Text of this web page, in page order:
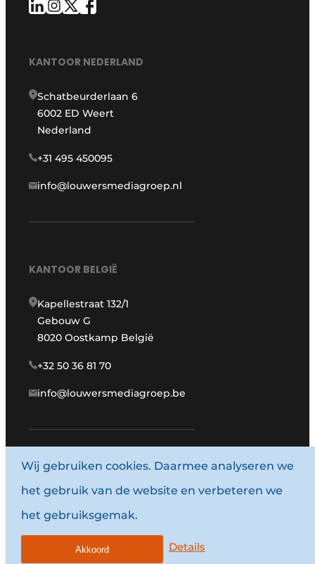
KANTOOR NEDERLAND
Schatbeurderlaan 6
6002 ED Weert
Nederland
+31 495 450095
info@louwersmediagroep.nl
KANTOOR BELGIË
Kapellestraat 132/1
Gebouw G
8020 Oostkamp België
+32 50 36 81 70
info@louwersmediagroep.be
www.louwersmediagroep.com
© 1987 - 2026 Louwersmediagroep.
Algemene voorwaarden
Wij gebruiken cookies. Daarmee analyseren we
het gebruik van de website en verbeteren we
het gebruiksgemak.
Details
Akkoord